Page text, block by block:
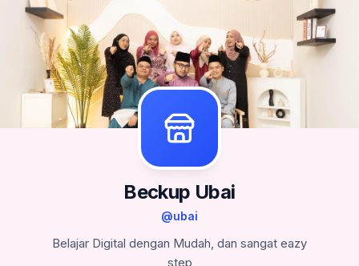
Beckup Ubai
@ubai
Belajar Digital dengan Mudah, dan sangat eazy
step